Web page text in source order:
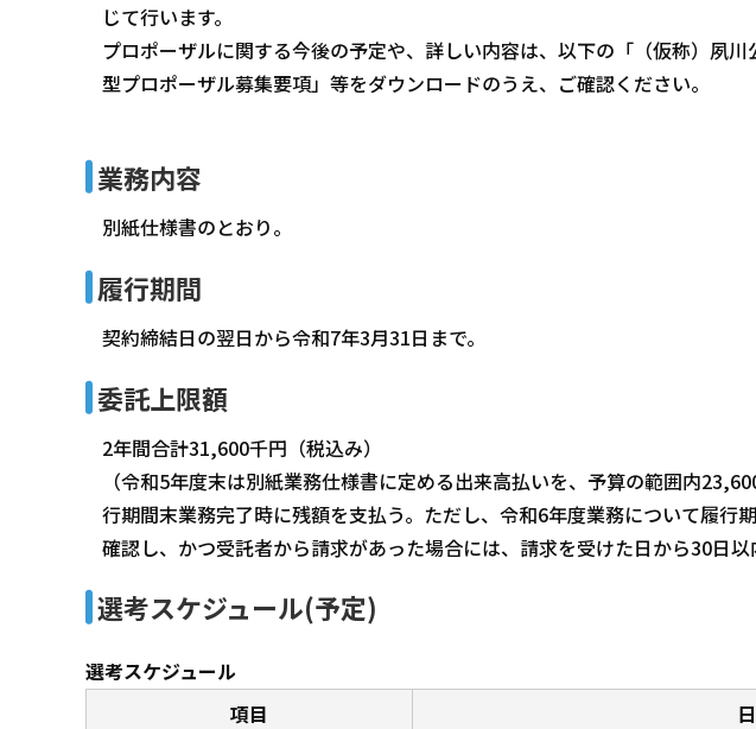
じて行います。
プロポーザルに関する今後の予定や、詳しい内容は、以下の「（仮称）夙
型プロポーザル募集要項」等をダウンロードのうえ、ご確認ください。
業務内容
別紙仕様書のとおり。
履行期間
契約締結日の翌日から令和7年3月31日まで。
委託上限額
2年間合計31,600千円（税込み）
（令和5年度末は別紙業務仕様書に定める出来高払いを、予算の範囲内
行期間末業務完了時に残額を支払う。ただし、令和6年度業務について履行
確認し、かつ受託者から請求があった場合には、請求を受けた日から30日
選考スケジュール(予定)
選考スケジュール
項目